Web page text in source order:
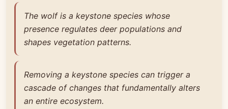
The wolf is a keystone species whose
presence regulates deer populations and
shapes vegetation patterns.
Removing a keystone species can trigger a
cascade of changes that fundamentally alters
an entire ecosystem.